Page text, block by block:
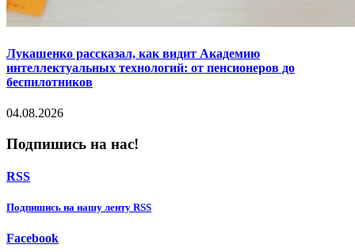
Лукашенко рассказал, как видит Академию
интеллектуальных технологий: от пенсионеров до
беспилотников
04.08.2026
Подпишись на нас!
RSS
Подпишиcь на нашу ленту RSS
Facebook